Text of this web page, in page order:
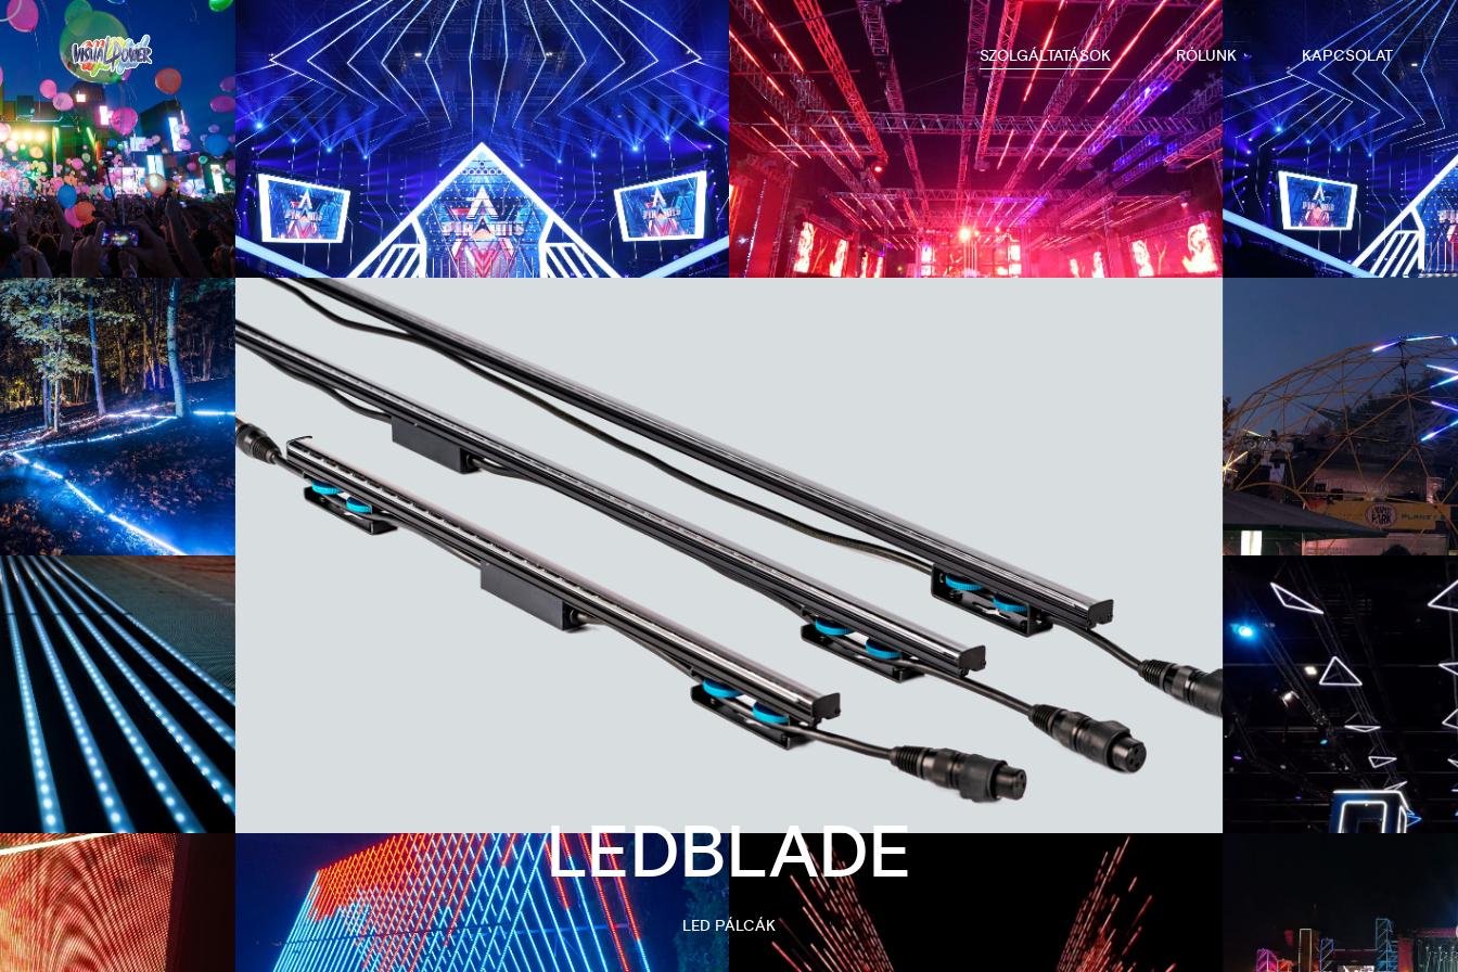
SZOLGÁLTATÁSOK RÓLUNK KAPCSOLAT
LEDBLADE
LED PÁLCÁK